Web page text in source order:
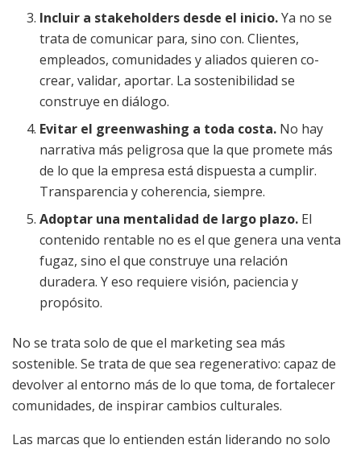
Incluir a stakeholders desde el inicio.Ya no se
trata de comunicar para, sino con. Clientes,
empleados, comunidades y aliados quieren co-
crear, validar, aportar. La sostenibilidad se
construye en diálogo.
Evitar el greenwashing a toda costa. No hay
narrativa más peligrosa que la que promete más
de lo que la empresa está dispuesta a cumplir.
Transparencia y coherencia, siempre.
Adoptar una mentalidad de largo plazo. El
contenido rentable no es el que genera una venta
fugaz, sino el que construye una relación
duradera. Y eso requiere visión, paciencia y
propósito.
No se trata solo de que el marketing sea más
sostenible. Se trata de que sea regenerativo: capaz de
devolver al entorno más de lo que toma, de fortalecer
comunidades, de inspirar cambios culturales.
Las marcas que lo entienden están liderando no solo